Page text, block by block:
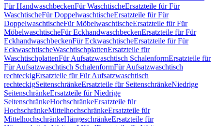
Für HandwaschbeckenFür WaschtischeErsatzteile für Für
WaschtischeFür DoppelwaschtischeErsatzteile für Für
DoppelwaschtischeFür MöbelwaschtischeErsatzteile für Für
MöbelwaschtischeFür EckhandwaschbeckenErsatzteile für Für
EckhandwaschbeckenFür EckwaschtischeErsatzteile für Für
EckwaschtischeWaschtischplattenErsatzteile für
WaschtischplattenFür Aufsatzwaschtisch SchalenformErsatzteile für
Für Aufsatzwaschtisch SchalenformFür Aufsatzwaschtisch
rechteckigErsatzteile für Für Aufsatzwaschtisch
rechteckigSeitenschränkeErsatzteile für SeitenschränkeNiedrige
SeitenschränkeErsatzteile für Niedrige
SeitenschränkeHochschränkeErsatzteile für
HochschränkeMittelhochschränkeErsatzteile für
MittelhochschränkeHängeschränkeErsatzteile für